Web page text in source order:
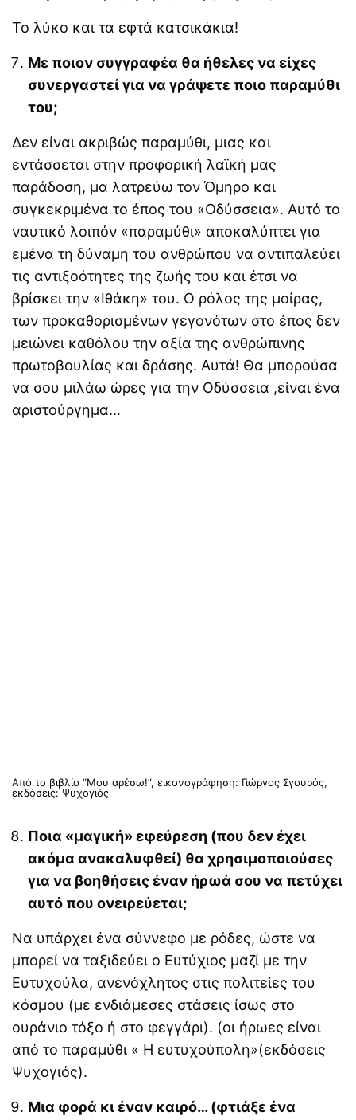
Το λύκο και τα εφτά κατσικάκια!
Με ποιον συγγραφέα θα ήθελες να είχες
συνεργαστεί για να γράψετε ποιο παραμύθι
του;
Δεν είναι ακριβώς παραμύθι, μιας και
εντάσσεται στην προφορική λαϊκή μας
παράδοση, μα λατρεύω τον Όμηρο και
συγκεκριμένα το έπος του «Οδύσσεια». Αυτό το
ναυτικό λοιπόν «παραμύθι» αποκαλύπτει για
εμένα τη δύναμη του ανθρώπου να αντιπαλεύει
τις αντιξοότητες της ζωής του και έτσι να
βρίσκει την «Ιθάκη» του. Ο ρόλος της μοίρας,
των προκαθορισμένων γεγονότων στο έπος δεν
μειώνει καθόλου την αξία της ανθρώπινης
πρωτοβουλίας και δράσης. Αυτά! Θα μπορούσα
να σου μιλάω ώρες για την Οδύσσεια ,είναι ένα
αριστούργημα…
Από το βιβλίο “Μου αρέσω!”, εικονογράφηση: Γιώργος Σγουρός,
εκδόσεις: Ψυχογιός
Ποια «μαγική» εφεύρεση (που δεν έχει
ακόμα ανακαλυφθεί) θα χρησιμοποιούσες
για να βοηθήσεις έναν ήρωά σου να πετύχει
αυτό που ονειρεύεται;
Να υπάρχει ένα σύννεφο με ρόδες, ώστε να
μπορεί να ταξιδεύει ο Ευτύχιος μαζί με την
Ευτυχούλα, ανενόχλητος στις πολιτείες του
κόσμου (με ενδιάμεσες στάσεις ίσως στο
ουράνιο τόξο ή στο φεγγάρι). (οι ήρωες είναι
από το παραμύθι « Η ευτυχούπολη»(εκδόσεις
Ψυχογιός).
Μια φορά κι έναν καιρό… (φτιάξε ένα